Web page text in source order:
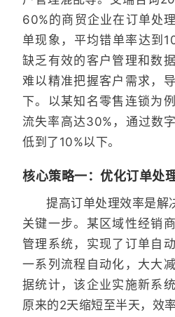
60%的商贸企业在订单处
单现象，平均错单率达到
缺乏有效的客户管理和数
难以精准把握客户需求，
下。以某知名零售连锁为
流失率高达30%，通过数
低到了10%以下。
核心策略一：优化订单处
提高订单处理效率是解
关键一步。某区域性经销
管理系统，实现了订单自
一系列流程自动化，大大
据统计，该企业实施新系
原来的2天缩短至半天，效